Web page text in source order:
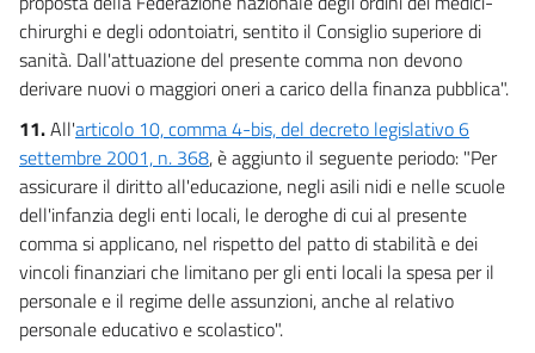
chirurghi e degli odontoiatri, sentito il Consiglio superiore di
sanità. Dall'attuazione del presente comma non devono
derivare nuovi o maggiori oneri a carico della finanza pubblica".
11.All'articolo 10, comma 4-bis, del decreto legislativo 6
settembre 2001, n. 368, è aggiunto il seguente periodo: "Per
assicurare il diritto all'educazione, negli asili nidi e nelle scuole
dell'infanzia degli enti locali, le deroghe di cui al presente
comma si applicano, nel rispetto del patto di stabilità e dei
vincoli finanziari che limitano per gli enti locali la spesa per il
personale e il regime delle assunzioni, anche al relativo
personale educativo e scolastico".